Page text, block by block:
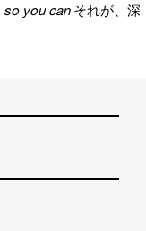
so you can それが、深